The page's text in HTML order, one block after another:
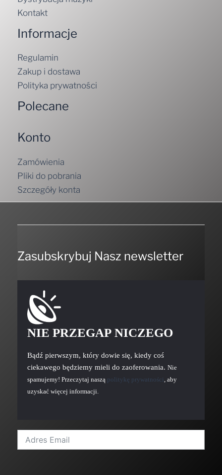
Kontakt
Informacje
Regulamin
Zakup i dostawa
Polityka prywatności
Polecane
Konto
Zamówienia
Pliki do pobrania
Szczegóły konta
Zasubskrybuj Nasz newsletter
NIE PRZEGAP NICZEGO
Bądź pierwszym, który dowie się, kiedy coś
ciekawego będziemy mieli do zaoferowania. Nie
spamujemy! Przeczytaj naszą politykę prywatności, aby
uzyskać więcej informacji.